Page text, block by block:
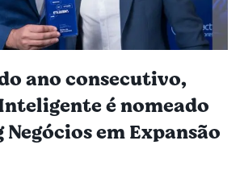
ano consecutivo,
é nomeado
em Expansão